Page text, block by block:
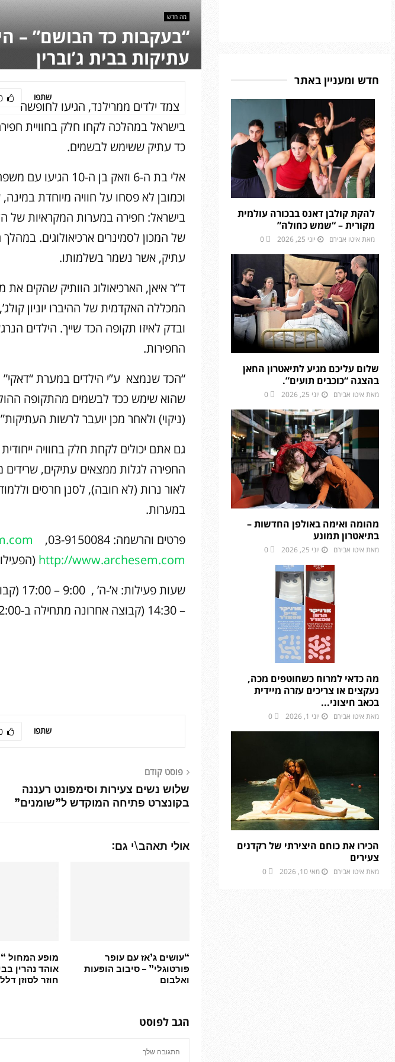
מה חדש
“בעקבות כד הבושם” –
עתיקות בבית ג’וברין
שתפו
צמד ילדים ממרילנד, הגיעו לחופשה
בישראל במהלכה לקחו חלק בחוויית
כד עתיק ששימש לבשמים.
אלי בת ה-6 וזאק בן
וכמובן לא פסחו על חוויה מיוחדת
של המכון לסמינרים ארכיאולוגים.
עתיק, אשר נשמר בשלמותו.
ד”ר איאן, הארכיאולוג הוותיק שהקים
המכללה האקדמית של ההיברו יוניון
ובדק לאיזו תקופה הכד שייך. הילדים
החפירות.
“הכד שנמצא ע”י הילדים במערת
שהוא שימש ככד לבשמים מהתקופה
(ניקוי) ולאחר מכן יועבר לרשות העתיקות”
גם אתם יכולים לקחת חלק בחוויה
החפירה לגלות ממצאים עתיקים,
לאור נרות (לא חובה), לסנן חרסים
במערות.
פרטים והרשמה: 03-9150084,
http://www.archesem.com
– 14:30 (קבוצה אחרונה מתחילה ב-12:00)
שתפו
פוסט קודם
שלוש נשים צעירות וסימפונט רעננה
בקונצרט פתיחה המוקדש ל”שומנים”
אולי תאהב\י גם:
“עושים ג’אז עם עופר
פורטוגלי” – סיבוב הופעות
ואלבום
מופע המחול
אוהד נהרין
חוזר לסוזן דלל
הגב לפוסט
חדש ומעניין באתר
להקת קולבן דאנס בבכורה עולמית
מקורית – “שמש כחולה”
מאת איטו אבירם יוני 25, 2026 0
שלום עליכם מגיע לתיאטרון החאן
בהצגה “כוכבים תועים”.
מאת איטו אבירם יוני 25, 2026 0
מהומה ואימה באולפן החדשות –
בתיאטרון תמונע
מאת איטו אבירם יוני 25, 2026 0
מה כדאי למרוח כשחוטפים מכה,
נעקצים או צריכים עזרה מיידית
בכאב חיצוני...
מאת איטו אבירם יוני 1, 2026 0
הכירו את כוחם היצירתי של רקדנים
צעירים
מאת איטו אבירם מאי 10, 2026 0